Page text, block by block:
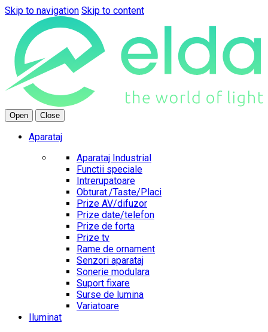
Skip to navigation Skip to content
Open Close
Aparataj
Aparataj Industrial
Functii speciale
Intrerupatoare
Obturat./Taste/Placi
Prize AV/difuzor
Prize date/telefon
Prize de forta
Prize tv
Rame de ornament
Senzori aparataj
Sonerie modulara
Suport fixare
Surse de lumina
Variatoare
Iluminat